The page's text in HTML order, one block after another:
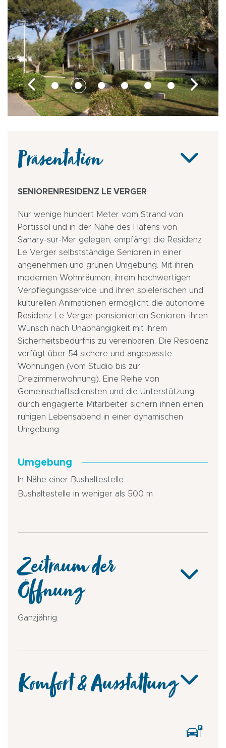
Präsentation
SENIORENRESIDENZ LE VERGER
Nur wenige hundert Meter vom Strand von
Portissol und in der Nähe des Hafens von
Sanary-sur-Mer gelegen, empfängt die Residenz
Le Verger selbstständige Senioren in einer
angenehmen und grünen Umgebung. Mit ihren
modernen Wohnräumen, ihrem hochwertigen
Verpflegungsservice und ihren spielerischen und
kulturellen Animationen ermöglicht die autonome
Residenz Le Verger pensionierten Senioren, ihren
Wunsch nach Unabhängigkeit mit ihrem
Sicherheitsbedürfnis zu vereinbaren. Die Residenz
verfügt über 54 sichere und angepasste
Wohnungen (vom Studio bis zur
Dreizimmerwohnung). Eine Reihe von
Gemeinschaftsdiensten und die Unterstützung
durch engagierte Mitarbeiter sichern ihnen einen
ruhigen Lebensabend in einer dynamischen
Umgebung.
Umgebung
In Nähe einer Bushaltestelle
Bushaltestelle in weniger als 500 m
Zeitraum der
Öffnung
Ganzjährig.
Komfort & Ausstattung